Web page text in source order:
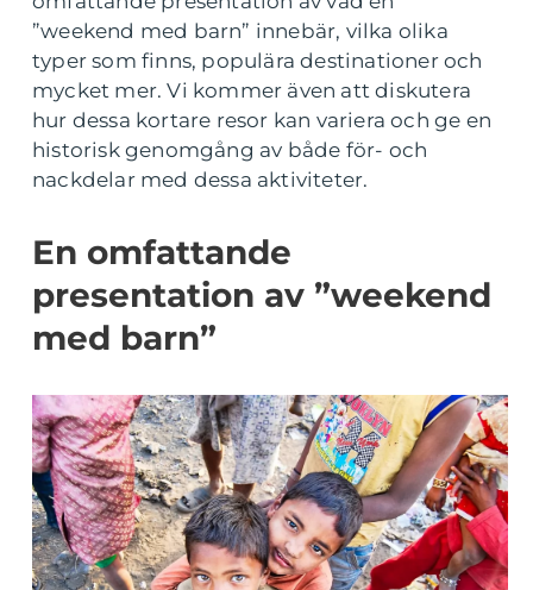
”weekend med barn” innebär, vilka olika
typer som finns, populära destinationer och
mycket mer. Vi kommer även att diskutera
hur dessa kortare resor kan variera och ge en
historisk genomgång av både för- och
nackdelar med dessa aktiviteter.
En omfattande
presentation av ”weekend
med barn”